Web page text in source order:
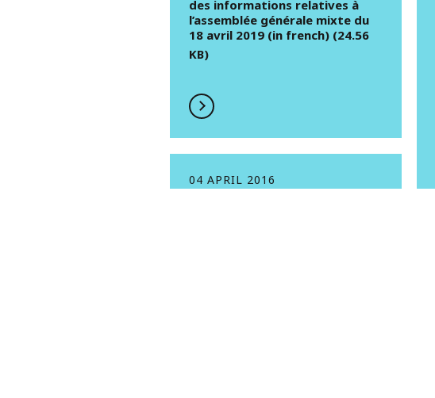
des informations relatives à
l’assemblée générale mixte du
18 avril 2019 (in french) (24.56
KB)
04 APRIL 2016